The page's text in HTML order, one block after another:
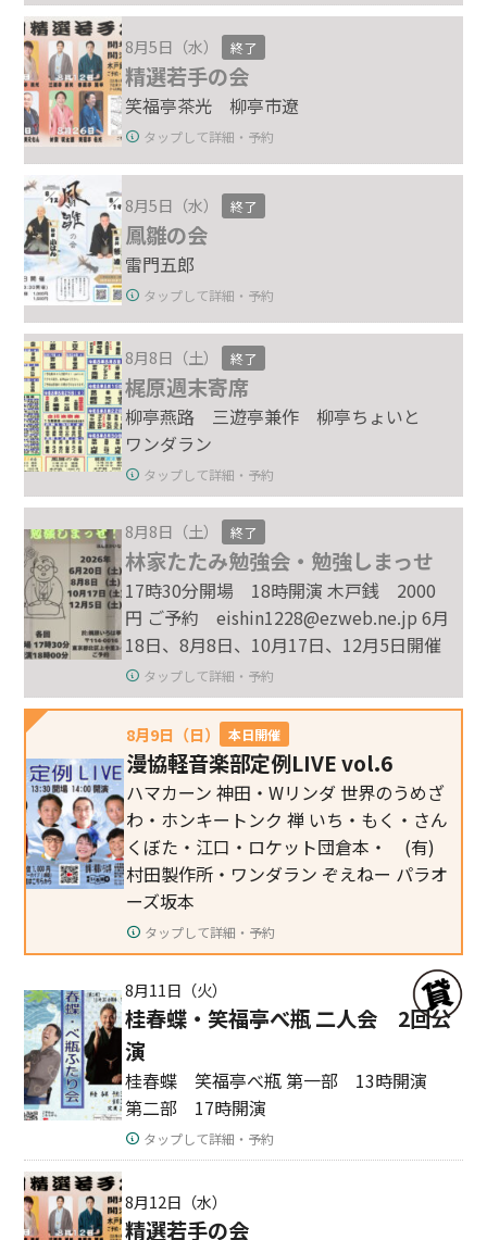
8月5日（水） 終了
精選若手の会
笑福亭茶光 柳亭市遼
タップして詳細・予約
8月5日（水） 終了
鳳雛の会
雷門五郎
タップして詳細・予約
8月8日（土） 終了
梶原週末寄席
柳亭燕路 三遊亭兼作 柳亭ちょいと
ワンダラン
タップして詳細・予約
8月8日（土） 終了
林家たたみ勉強会・勉強しまっせ
17時30分開場 18時開演 木戸銭 2000
円 ご予約 eishin1228@ezweb.ne.jp 6月
18日、8月8日、10月17日、12月5日開催
タップして詳細・予約
8月9日（日） 本日開催
漫協軽音楽部定例LIVE vol.6
ハマカーン 神田・Wリンダ 世界のうめざ
わ・ホンキートンク 禅 いち・もく・さん
くぼた・江口・ロケット団倉本・ (有)
村田製作所・ワンダラン ぞえねー パラオ
ーズ坂本
タップして詳細・予約
8月11日（火）
桂春蝶・笑福亭べ瓶 二人会 2回公
演
桂春蝶 笑福亭べ瓶 第一部 13時開演
第二部 17時開演
タップして詳細・予約
8月12日（水）
精選若手の会